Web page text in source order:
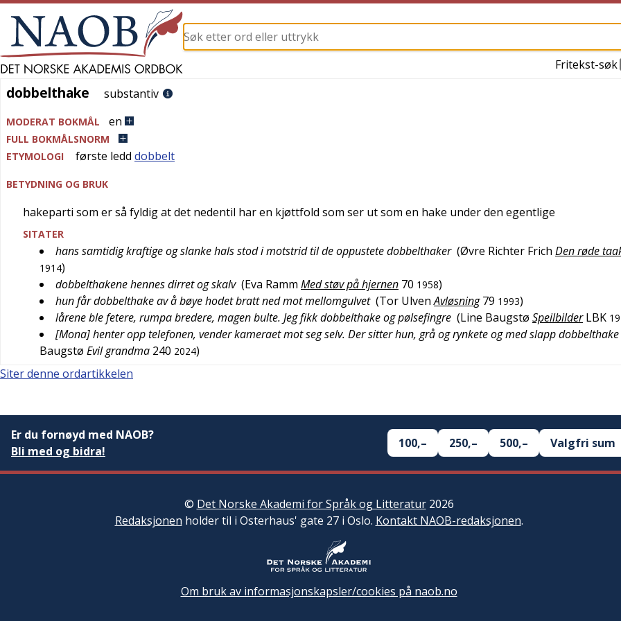
Fritekst-søk
dobbelthake
dobbelthake substantiv
MODERAT BOKMÅL en
FULL BOKMÅLSNORM
ETYMOLOGI
første ledd dobbelt
BETYDNING OG BRUK
hakeparti som er så fyldig at det nedentil har en kjøttfold som ser ut som en hake under den egentlige
SITATER
hans samtidig kraftige og slanke hals stod i motstrid til de oppustete dobbelthaker (Øvre Richter Frich Den røde
1914)
dobbelthakene hennes dirret og skalv (Eva Ramm Med støv på hjernen 70 1958)
hun får dobbelthake av å bøye hodet bratt ned mot mellomgulvet (Tor Ulven Avløsning 79 1993)
lårene ble fetere, rumpa bredere, magen bulte. Jeg fikk dobbelthake og pølsefingre (Line Baugstø Speilbilder LBK
[Mona] henter opp telefonen, vender kameraet mot seg selv. Der sitter hun, grå og rynkete og med slapp dobbelthake
Baugstø Evil grandma 240 2024)
Siter denne ordartikkelen
Er du fornøyd med NAOB?
Bli med og bidra!
100,– 250,– 500,– Valgfri sum
© Det Norske Akademi for Språk og Litteratur2026
Redaksjonen holder til i Osterhaus' gate 27 i Oslo. Kontakt NAOB-redaksjonen.
Om bruk av informasjonskapsler/cookies på naob.no